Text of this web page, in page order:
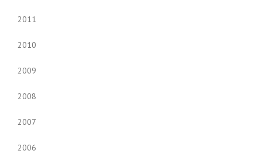
2011
2010
2009
2008
2007
2006